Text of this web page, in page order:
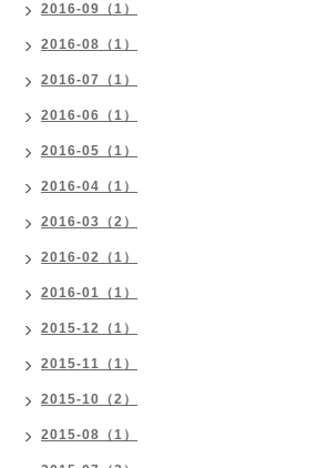
2016-09（1）
2016-08（1）
2016-07（1）
2016-06（1）
2016-05（1）
2016-04（1）
2016-03（2）
2016-02（1）
2016-01（1）
2015-12（1）
2015-11（1）
2015-10（2）
2015-08（1）